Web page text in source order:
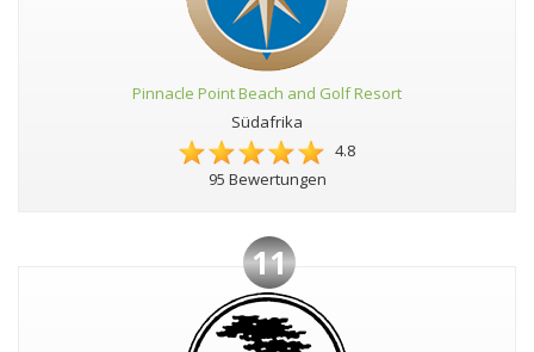
Pinnacle Point Beach and Golf Resort
Südafrika
4.8
95 Bewertungen
11